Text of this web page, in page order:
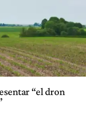
“el dron